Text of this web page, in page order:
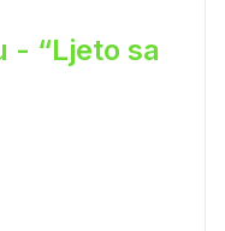
- “Ljeto sa